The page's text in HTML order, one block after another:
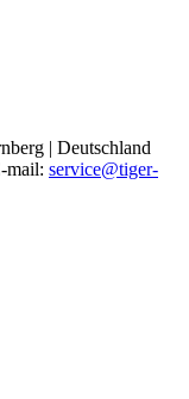
| Deutschland
mail: service@tiger-